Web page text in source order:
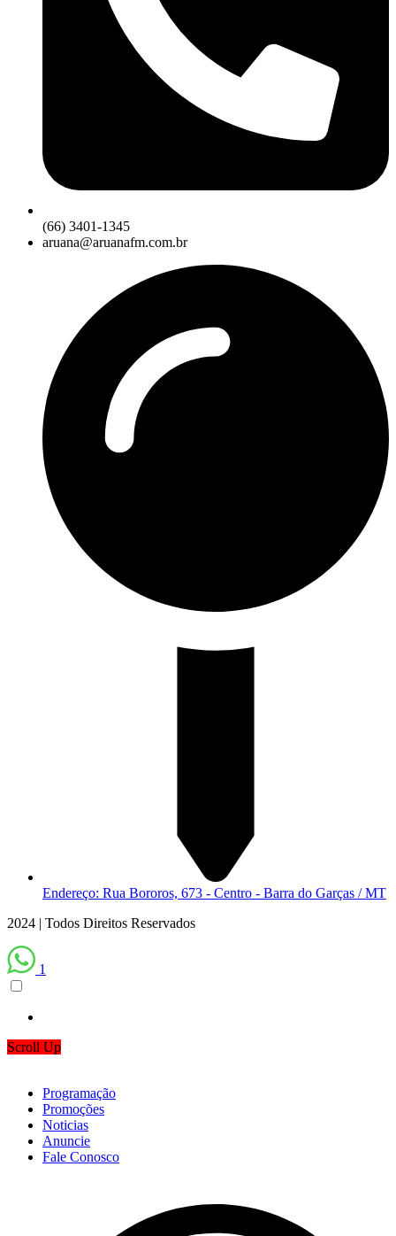
(66) 3401-1345
aruana@aruanafm.com.br
Endereço: Rua Bororos, 673 - Centro - Barra do Garças / MT
2024 | Todos Direitos Reservados
1
Scroll Up
Programação
Promoções
Noticias
Anuncie
Fale Conosco